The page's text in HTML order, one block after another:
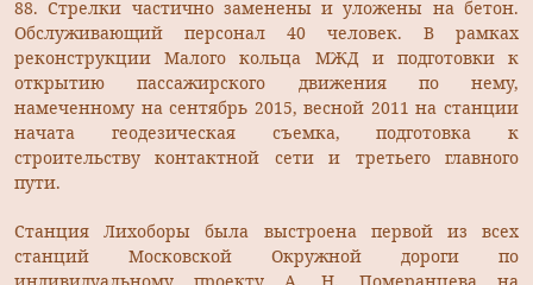
88. Стрелки частично заменены и уложены на бетон.
Обслуживающий персонал 40 человек. В рамках
реконструкции Малого кольца МЖД и подготовки к
открытию пассажирского движения по нему,
намеченному на сентябрь 2015, весной 2011 на станции
начата геодезическая съемка, подготовка к
строительству контактной сети и третьего главного
пути.
Станция Лихоборы была выстроена первой из всех
станций Московской Окружной дороги по